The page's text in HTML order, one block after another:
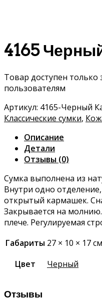
4165
Товар доступен
пользователям
Артикул: 4165-Черный
Классические сумки,
Описание
Детали
Отзывы (0)
Сумка выполнена из
Внутри одно
открытый кармашек.
Закрывается на
плече. Регулируемая
Габариты 27 × 10 × 17 см
Цвет
Черный
Отзывы